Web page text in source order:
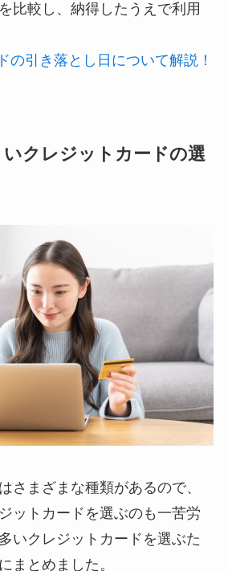
比較し、納得したうえで利用
の引き落とし日について解説！
クレジットカードの選
さまざまな種類があるので、
ットカードを選ぶのも一苦労
いクレジットカードを選ぶた
まとめました。